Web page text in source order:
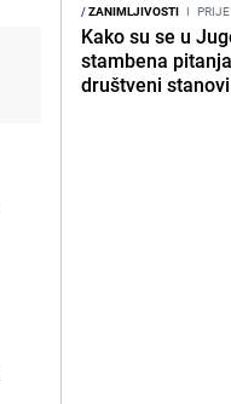
/ZANIMLJIVOSTI I
Kako su se u
stambena
društveni stanovi